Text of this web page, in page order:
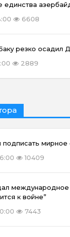
единства
6608
резко осадил
2889
подписать мирное
10409
к войне”
7443